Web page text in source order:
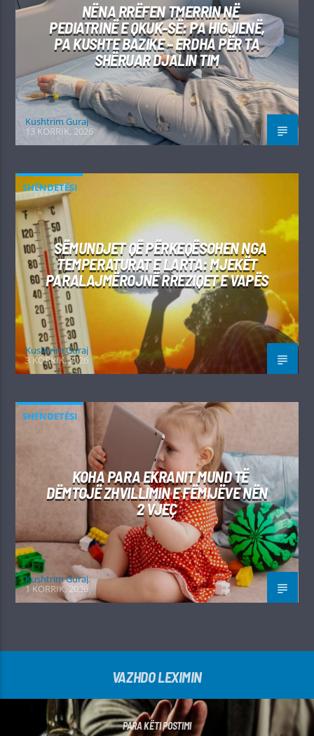
NËNA RRËFEN TMERRIN NË
PEDIATRINË E QKUK-SË: PA HIGJIENË,
PA KUSHTE BAZIKE – ERDHA PËR TA
SHËRUAR DJALIN TIM
Kushtrim Guraj
13 KORRIK, 2026
SHËNDETËSI
SËMUNDJET QË PËRKEQËSOHEN NGA
TEMPERATURAT E LARTA: MJEKËT
PARALAJMËROJNË RREZIQET E VAPËS
Kushtrim Guraj
3 KORRIK, 2026
SHËNDETËSI
KOHA PARA EKRANIT MUND TË
DËMTOJË ZHVILLIMIN E FËMIJËVE NËN
2 VJEÇ
Kushtrim Guraj
1 KORRIK, 2026
VAZHDO LEXIMIN
PARA KËTI POSTIMI